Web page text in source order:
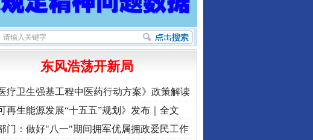
东风浩荡开新局
医疗卫生强基工程中医药行动方案》政策解读
可再生能源发展“十五五”规划》发布｜全文
门：做好"八一"期间拥军优属拥政爱民工作